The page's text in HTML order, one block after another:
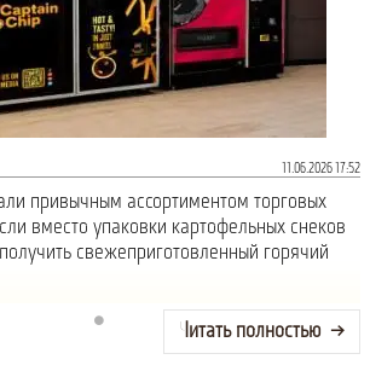
11.06.2026 17:52
привычным ассортиментом торговых
вместо упаковки картофельных снеков
свежеприготовленный горячий
Читать полностью